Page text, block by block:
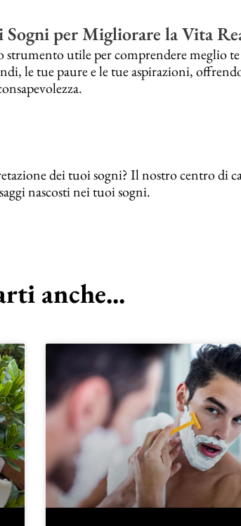
per Migliorare la Vita
strumento utile per comprendere meglio te
le tue paure e le tue aspirazioni,
dei tuoi sogni? Il nostro centro di
nascosti nei tuoi sogni.
anche...